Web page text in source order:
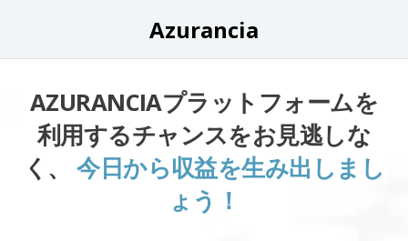
Azurancia
AZURANCIAプラットフォームを
利用するチャンスをお見逃しな
く、今日から収益を生み出しまし
ょう！